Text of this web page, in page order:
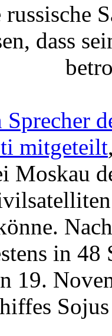
dass
mitgeteilt
Moskau
in 48
19.